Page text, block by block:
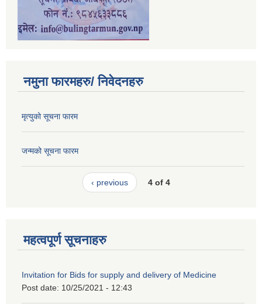
नमुना फारमहरु/ निवेदनहरु
मृत्युको सूचना फारम
जन्मको सूचना फारम
‹ previous 4 of 4
महत्वपूर्ण सूचनाहरु
Invitation for Bids for supply and delivery of Medicine
Post date: 10/25/2021 - 12:43